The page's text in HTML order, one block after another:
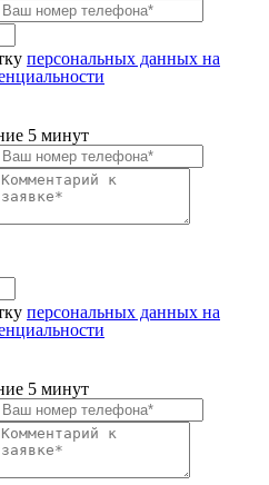
персональных данных на
5 минут
персональных данных на
5 минут